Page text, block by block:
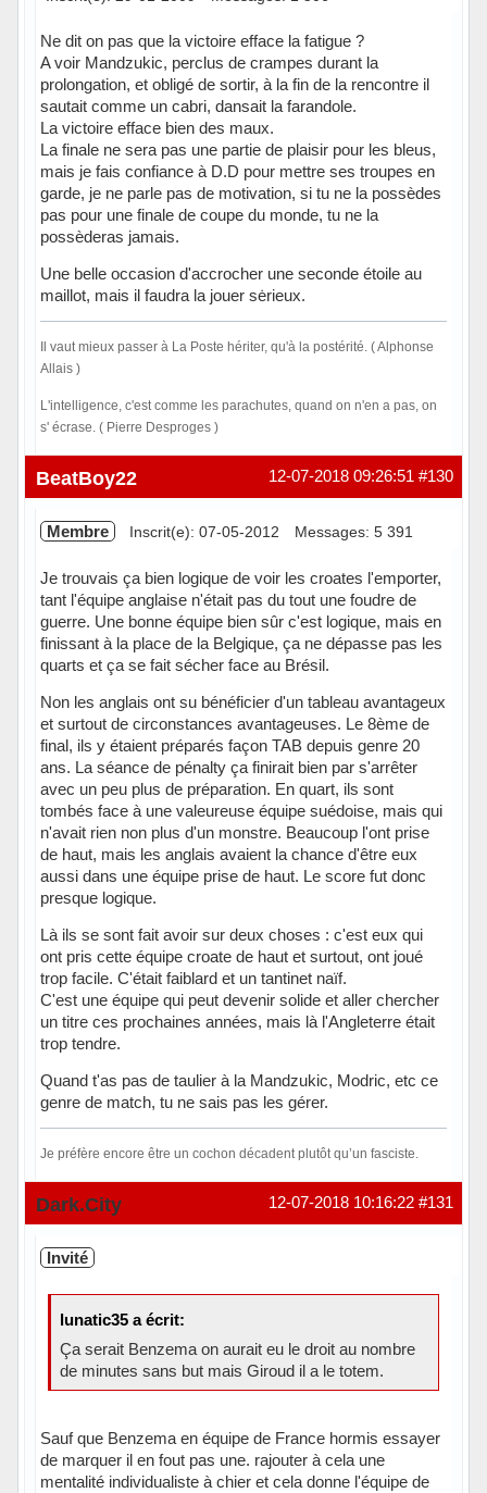
Ne dit on pas que la victoire efface la fatigue ?
A voir Mandzukic, perclus de crampes durant la
prolongation, et obligé de sortir, à la fin de la rencontre il
sautait comme un cabri, dansait la farandole.
La victoire efface bien des maux.
La finale ne sera pas une partie de plaisir pour les bleus,
mais je fais confiance à D.D pour mettre ses troupes en
garde, je ne parle pas de motivation, si tu ne la possèdes
pas pour une finale de coupe du monde, tu ne la
possèderas jamais.
Une belle occasion d'accrocher une seconde étoile au
maillot, mais il faudra la jouer sėrieux.
Il vaut mieux passer à La Poste hériter, qu'à la postérité. ( Alphonse
Allais )
L'intelligence, c'est comme les parachutes, quand on n'en a pas, on
s' écrase. ( Pierre Desproges )
Hors ligne #130
12-07-2018 09:26:51
BeatBoy22
Membre Inscrit(e): 07-05-2012 Messages: 5 391
Je trouvais ça bien logique de voir les croates l'emporter,
tant l'équipe anglaise n'était pas du tout une foudre de
guerre. Une bonne équipe bien sûr c'est logique, mais en
finissant à la place de la Belgique, ça ne dépasse pas les
quarts et ça se fait sécher face au Brésil.
Non les anglais ont su bénéficier d'un tableau avantageux
et surtout de circonstances avantageuses. Le 8ème de
final, ils y étaient préparés façon TAB depuis genre 20
ans. La séance de pénalty ça finirait bien par s'arrêter
avec un peu plus de préparation. En quart, ils sont
tombés face à une valeureuse équipe suédoise, mais qui
n'avait rien non plus d'un monstre. Beaucoup l'ont prise
de haut, mais les anglais avaient la chance d'être eux
aussi dans une équipe prise de haut. Le score fut donc
presque logique.
Là ils se sont fait avoir sur deux choses : c'est eux qui
ont pris cette équipe croate de haut et surtout, ont joué
trop facile. C'était faiblard et un tantinet naïf.
C'est une équipe qui peut devenir solide et aller chercher
un titre ces prochaines années, mais là l'Angleterre était
trop tendre.
Quand t'as pas de taulier à la Mandzukic, Modric, etc ce
genre de match, tu ne sais pas les gérer.
Je préfère encore être un cochon décadent plutôt qu’un fasciste.
Hors ligne #131
12-07-2018 10:16:22
Dark.City
Invité
lunatic35 a écrit:
Ça serait Benzema on aurait eu le droit au nombre
de minutes sans but mais Giroud il a le totem.
Sauf que Benzema en équipe de France hormis essayer
de marquer il en fout pas une. rajouter à cela une
mentalité individualiste à chier et cela donne l'équipe de